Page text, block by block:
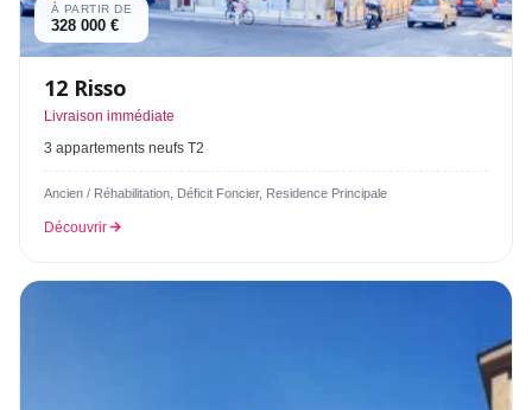
À PARTIR DE
328 000 €
12 Risso
Livraison immédiate
3 appartements neufs T2
Ancien / Réhabilitation, Déficit Foncier, Residence Principale
Découvrir